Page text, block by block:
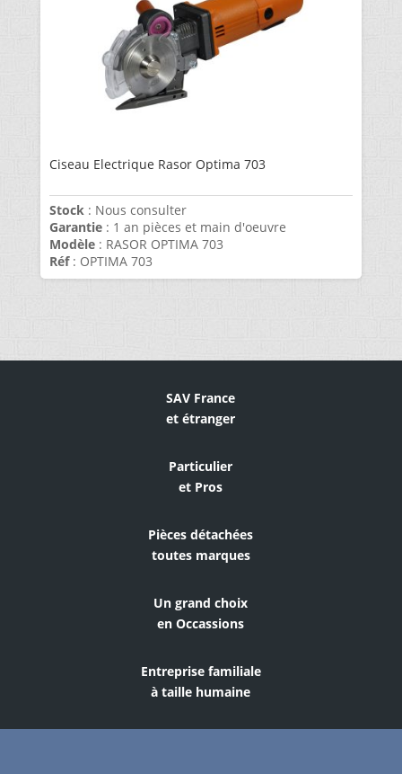
Ciseau Electrique Rasor Optima 703
Stock : Nous consulter
Garantie: 1 an pièces et main d'oeuvre
Modèle: RASOR OPTIMA 703
Réf: OPTIMA 703
SAV France
et étranger
Particulier
et Pros
Pièces détachées
toutes marques
Un grand choix
en Occassions
Entreprise familiale
à taille humaine